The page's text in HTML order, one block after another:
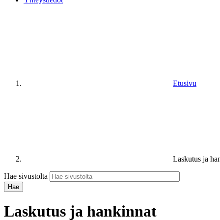
Etusivu
Laskutus ja
Hae sivustolta
Laskutus ja hankinnat